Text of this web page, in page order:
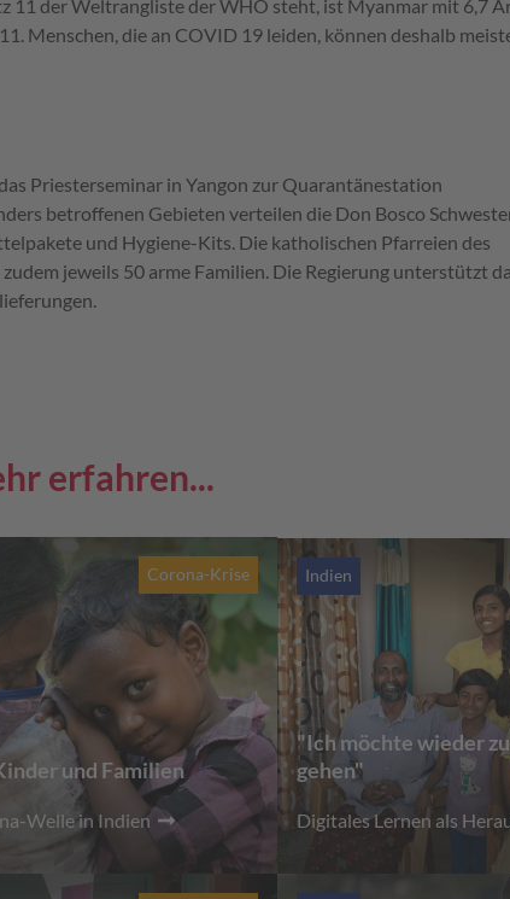
11 der Weltrangliste der WHO steht, ist Myanmar mit 6,7
Menschen, die an COVID 19 leiden, können deshalb
Priesterseminar in Yangon zur Quarantänestation
betroffenen Gebieten verteilen die Don Bosco
und Hygiene-Kits. Die katholischen Pfarreien des
jeweils 50 arme Familien. Die Regierung unterstützt
erfahren...
Corona-Krise
und Familien
Welle in Indien
Indien
"Ich möchte wieder
gehen"
Digitales Lernen als